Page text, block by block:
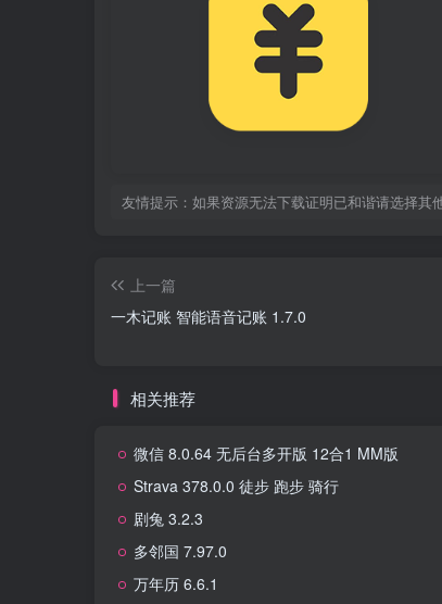
友情提示：如果资源无法下载证明已和谐请选择其
上一篇
一木记账 智能语音记账 1.7.0
相关推荐
微信 8.0.64 无后台多开版 12合1 MM版
Strava 378.0.0 徒步 跑步 骑行
剧兔 3.2.3
多邻国 7.97.0
万年历 6.6.1